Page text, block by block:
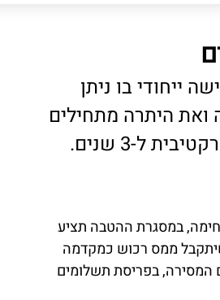
ייחודי בו ניתן
היתרה מתחילים
במסגרת ההטבה תציע
ממס רכוש כמקדמה
בפריסת תשלומים